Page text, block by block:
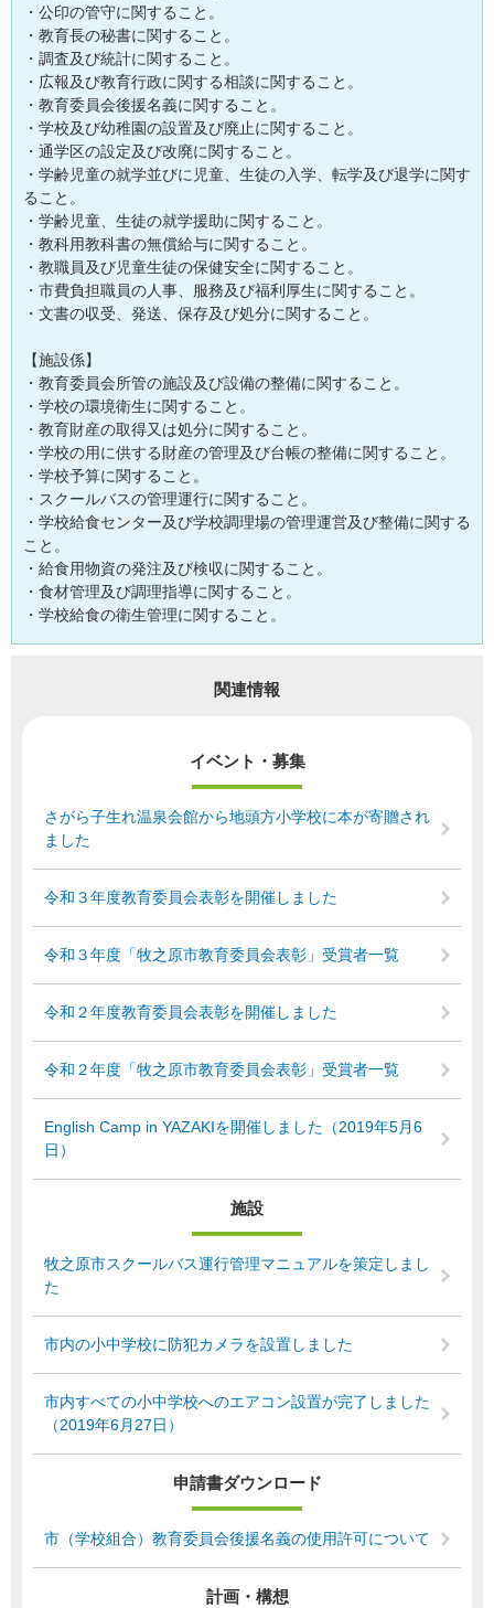
・公印の管守に関すること。
・教育長の秘書に関すること。
・調査及び統計に関すること。
・広報及び教育行政に関する相談に関すること。
・教育委員会後援名義に関すること。
・学校及び幼稚園の設置及び廃止に関すること。
・通学区の設定及び改廃に関すること。
・学齢児童の就学並びに児童、生徒の入学、転学及び退学に関す
ること。
・学齢児童、生徒の就学援助に関すること。
・教科用教科書の無償給与に関すること。
・教職員及び児童生徒の保健安全に関すること。
・市費負担職員の人事、服務及び福利厚生に関すること。
・文書の収受、発送、保存及び処分に関すること。
【施設係】
・教育委員会所管の施設及び設備の整備に関すること。
・学校の環境衛生に関すること。
・教育財産の取得又は処分に関すること。
・学校の用に供する財産の管理及び台帳の整備に関すること。
・学校予算に関すること。
・スクールバスの管理運行に関すること。
・学校給食センター及び学校調理場の管理運営及び整備に関する
こと。
・給食用物資の発注及び検収に関すること。
・食材管理及び調理指導に関すること。
・学校給食の衛生管理に関すること。
関連情報
イベント・募集
さがら子生れ温泉会館から地頭方小学校に本が寄贈され
ました
令和３年度教育委員会表彰を開催しました
令和３年度「牧之原市教育委員会表彰」受賞者一覧
令和２年度教育委員会表彰を開催しました
令和２年度「牧之原市教育委員会表彰」受賞者一覧
English Camp in YAZAKIを開催しました（2019年5月6
日）
施設
牧之原市スクールバス運行管理マニュアルを策定しまし
た
市内の小中学校に防犯カメラを設置しました
市内すべての小中学校へのエアコン設置が完了しました
（2019年6月27日）
申請書ダウンロード
市（学校組合）教育委員会後援名義の使用許可について
計画・構想